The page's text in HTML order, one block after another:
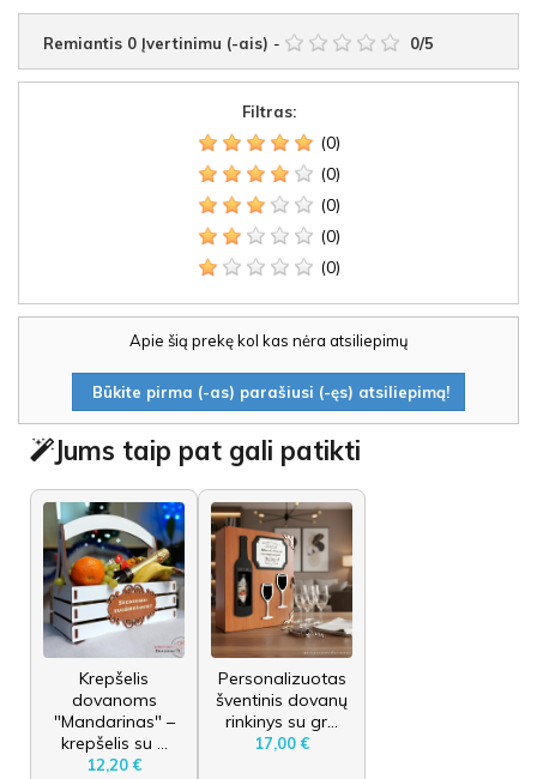
Remiantis 0 Įvertinimu (-ais) - 0/5
Filtras:
(0)
(0)
(0)
(0)
(0)
Apie šią prekę kol kas nėra atsiliepimų
Būkite pirma (-as) parašiusi (-ęs) atsiliepimą!
Jums taip pat gali patikti
Krepšelis
dovanoms
"Mandarinas" –
krepšelis su ...
12,20 €
Personalizuotas
šventinis dovanų
rinkinys su gr...
17,00 €